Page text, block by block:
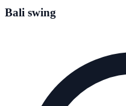
Bali swing